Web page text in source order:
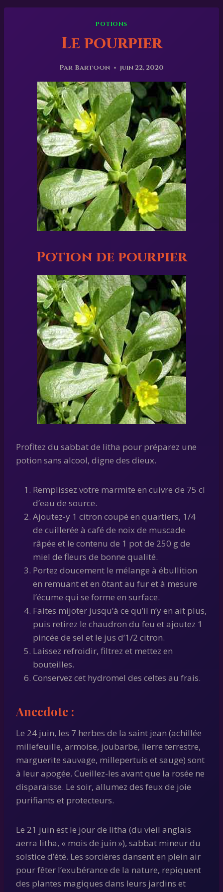
POTIONS
Le pourpier
Par Bartoon juin 22, 2020
Potion de pourpier
Profitez du sabbat de litha pour préparez une
potion sans alcool, digne des dieux.
Remplissez votre marmite en cuivre de 75 cl
d’eau de source.
Ajoutez-y 1 citron coupé en quartiers, 1/4
de cuillerée à café de noix de muscade
râpée et le contenu de 1 pot de 250 g de
miel de fleurs de bonne qualité.
Portez doucement le mélange à ébullition
en remuant et en ôtant au fur et à mesure
l’écume qui se forme en surface.
Faites mijoter jusqu’à ce qu’il n’y en ait plus,
puis retirez le chaudron du feu et ajoutez 1
pincée de sel et le jus d’1/2 citron.
Laissez refroidir, filtrez et mettez en
bouteilles.
Conservez cet hydromel des celtes au frais.
Anecdote :
Le 24 juin, les 7 herbes de la saint jean (achillée
millefeuille, armoise, joubarbe, lierre terrestre,
marguerite sauvage, millepertuis et sauge) sont
à leur apogée. Cueillez-les avant que la rosée ne
disparaisse. Le soir, allumez des feux de joie
purifiants et protecteurs.
Le 21 juin est le jour de litha (du vieil anglais
aerra litha, « mois de juin »), sabbat mineur du
solstice d’été. Les sorcières dansent en plein air
pour fêter l’exubérance de la nature, repiquent
des plantes magiques dans leurs jardins et